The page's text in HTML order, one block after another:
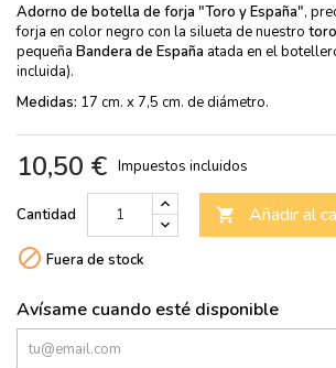
Adorno de botella de forja "Toro y España",
forja en color negro con la silueta de nuestro
pequeña Bandera de España atada en el
incluida).
Medidas: 17 cm. x 7,5 cm. de diámetro.
10,50 € Impuestos incluidos
Cantidad  Añadir al
 Fuera de stock
Avísame cuando esté disponible